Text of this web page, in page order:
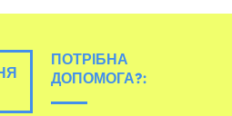
ПОТРІБНА
ДОПОМОГА?: